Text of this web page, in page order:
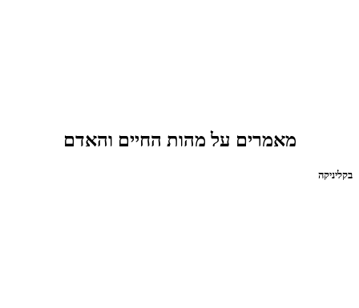
מאמרים על מהות החיים והאדם
בקליניקה